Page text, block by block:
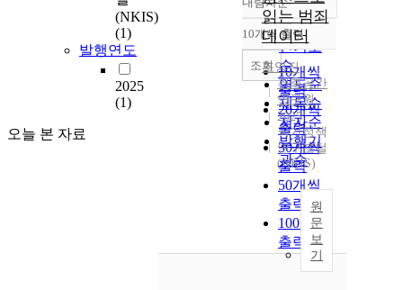
(NKIS)
(1)
발행연도
2025
(1)
오늘 본 자료
정확도
순
인기도
순
연도순
제목순
저자순
발행기
관순
내림차순
10개씩 출력
10개씩
출력
20개씩
출력
30개씩
출력
50개씩
출력
100개씩
출력
조회
읽는 범죄
데이터
조영진
건축공간
연구원
2025
국가정책
연구포털
(NKIS)
원
문
보
기